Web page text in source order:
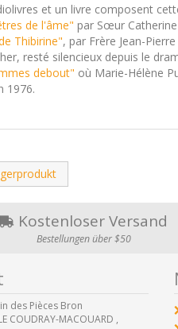
et un livre composent
de l'âme" par Sœur
Thibirine", par Frère Jean-
resté silencieux depuis le
debout" où Marie-Hélène
1976.
Kostenloser Versand
Bestellungen über $50
des Pièces Bron
COUDRAY-MACOUARD ,